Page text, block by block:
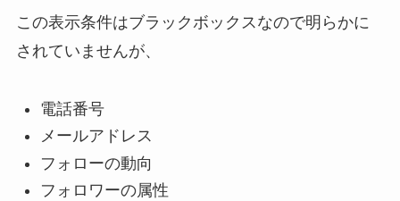
この表示条件はブラックボックスなので明らかに
されていませんが、
電話番号
メールアドレス
フォローの動向
フォロワーの属性